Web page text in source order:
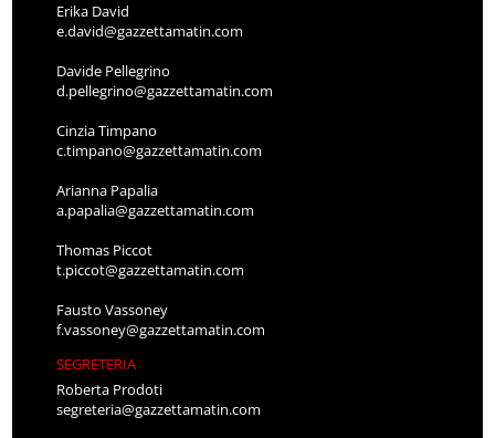
Erika David
e.david@gazzettamatin.com
Davide Pellegrino
d.pellegrino@gazzettamatin.com
Cinzia Timpano
c.timpano@gazzettamatin.com
Arianna Papalia
a.papalia@gazzettamatin.com
Thomas Piccot
t.piccot@gazzettamatin.com
Fausto Vassoney
f.vassoney@gazzettamatin.com
SEGRETERIA
Roberta Prodoti
segreteria@gazzettamatin.com